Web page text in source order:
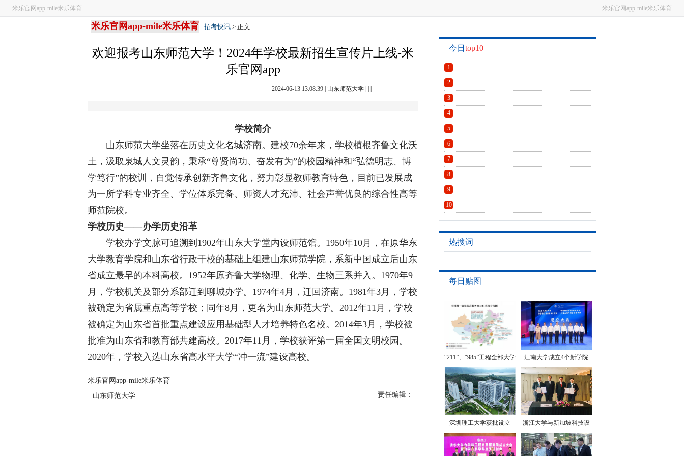
米乐官网app-mile米乐体育 米乐官网app-mile米乐体育
米乐官网app-mile米乐体育 招考快讯 > 正文
欢迎报考山东师范大学！2024年学校最新招生宣传片上线-米
乐官网app
2024-06-13 13:08:39 山东师范大学
学校简介
山东师范大学坐落在历史文化名城济南。建校70余年来，学校植根齐鲁文化沃
土，汲取泉城人文灵韵，秉承“尊贤尚功、奋发有为”的校园精神和“弘德明志、博
学笃行”的校训，自觉传承创新齐鲁文化，努力彰显教师教育特色，目前已发展成
为一所学科专业齐全、学位体系完备、师资人才充沛、社会声誉优良的综合性高等
师范院校。
学校历史——办学历史沿革
学校办学文脉可追溯到1902年山东大学堂内设师范馆。1950年10月，在原华东
大学教育学院和山东省行政干校的基础上组建山东师范学院，系新中国成立后山东
省成立最早的本科高校。1952年原齐鲁大学物理、化学、生物三系并入。1970年9
月，学校机关及部分系部迁到聊城办学。1974年4月，迁回济南。1981年3月，学校
被确定为省属重点高等学校；同年8月，更名为山东师范大学。2012年11月，学校
被确定为山东省首批重点建设应用基础型人才培养特色名校。2014年3月，学校被
批准为山东省和教育部共建高校。2017年11月，学校获评第一届全国文明校园。
2020年，学校入选山东省高水平大学“冲一流”建设高校。
米乐官网app-mile米乐体育
山东师范大学
责任编辑：
今日 top10
1
2
3
4
5
6
7
8
9
10
热搜词
每日贴图
“211”、“985”工程全部大学
名单，看看你的目标在哪
里？
江南大学成立4个新学院
深圳理工大学获批设立 浙江大学与新加坡科技设
计大学签订新一轮合作备
忘录